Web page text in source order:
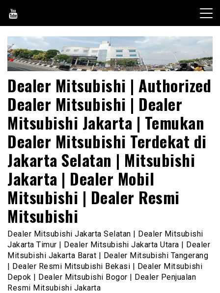
content
Dealer Mitsubishi | Authorized
Dealer Mitsubishi | Dealer
Mitsubishi Jakarta | Temukan
Dealer Mitsubishi Terdekat di
Jakarta Selatan | Mitsubishi
Jakarta | Dealer Mobil
Mitsubishi | Dealer Resmi
Mitsubishi
Dealer Mitsubishi Jakarta Selatan | Dealer Mitsubishi
Jakarta Timur | Dealer Mitsubishi Jakarta Utara | Dealer
Mitsubishi Jakarta Barat | Dealer Mitsubishi Tangerang
| Dealer Resmi Mitsubishi Bekasi | Dealer Mitsubishi
Depok | Dealer Mitsubishi Bogor | Dealer Penjualan
Resmi Mitsubishi Jakarta